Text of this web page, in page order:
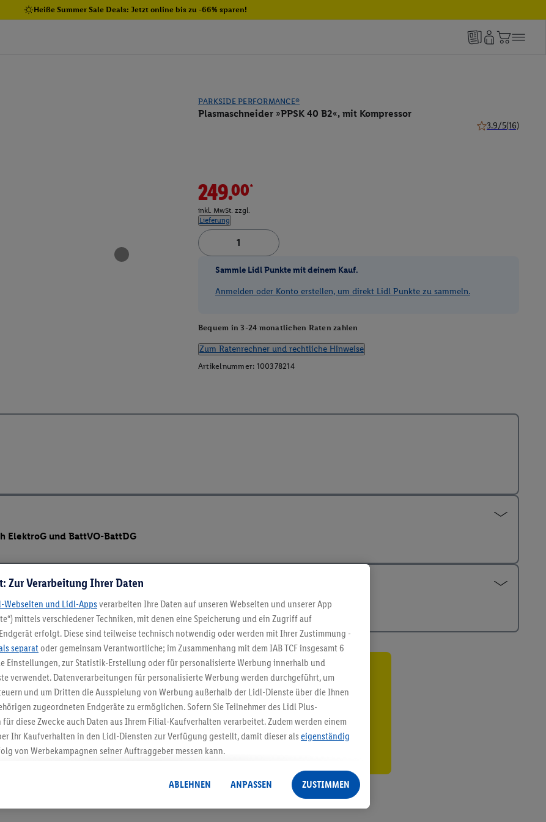
Heiße Summer Sale Deals: Jetzt online bis zu -66% sparen!
PARKSIDE PERFORMANCE®
Plasmaschneider »PPSK 40 B2«, mit Kompressor
3.9/5(16)
249.00*
inkl. MwSt. zzgl.
Lieferung
Sammle Lidl Punkte mit deinem Kauf.
Anmelden oder Konto erstellen, um direkt Lidl Punkte zu sammeln.
Bequem in 3-24 monatlichen Raten zahlen
Zum Ratenrechner und rechtliche Hinweise
Artikelnummer: 100378214
ElektroG und BattVO-BattDG
5.95 € Versand sparen³²ᵃ
Jetzt zum Newsletter anmelden
Gutschein sichern!
Zur Verarbeitung Ihrer Daten
Webseiten und Lidl-Apps verarbeiten Ihre Daten auf unseren Webseiten und unserer App
mittels verschiedener Techniken, mit denen eine Speicherung und ein Zugriff auf
erfolgt. Diese sind teilweise technisch notwendig oder werden mit Ihrer Zustimmung -
separat oder gemeinsam Verantwortliche; im Zusammenhang mit dem IAB TCF insgesamt 6
Einstellungen, zur Statistik-Erstellung oder für personalisierte Werbung innerhalb und
verwendet. Datenverarbeitungen für personalisierte Werbung werden durchgeführt, um
und um Dritten die Ausspielung von Werbung außerhalb der Lidl-Dienste über die Ihnen
zugeordneten Endgeräte zu ermöglichen. Sofern Sie Teilnehmer des Lidl Plus-
diese Zwecke auch Daten aus Ihrem Filial-Kaufverhalten verarbeitet. Zudem werden einem
Ihr Kaufverhalten in den Lidl-Diensten zur Verfügung gestellt, damit dieser als eigenständig
von Werbekampagnen seiner Auftraggeber messen kann.
Dies umfasst die Zusammenführung von Daten (z.B. über Ihre Nutzung der Lidl-Dienste, Ihr
Diensten, Informationen aus Ihrem Kundenkonto - z.B. Alter oder Geschlecht - sowie Ihre
über verschiedene Endgeräte und Lidl-Dienste hinweg einschließlich dem Speichern von
ABLEHNEN ANPASSEN ZUSTIMMEN